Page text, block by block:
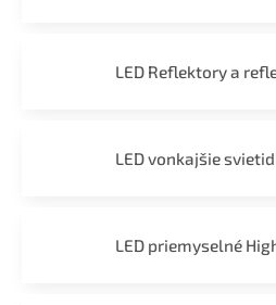
LED Reflektory a
LED vonkajšie
LED priemyselné